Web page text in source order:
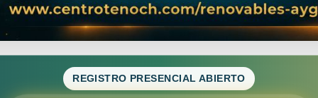
REGISTRO PRESENCIAL ABIERTO